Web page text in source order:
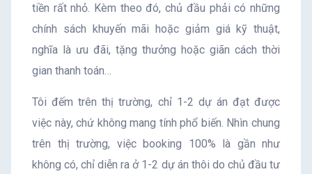
tiền rất nhỏ. Kèm theo đó, chủ đầu phải có những
chính sách khuyến mãi hoặc giảm giá kỹ thuật,
nghĩa là ưu đãi, tặng thưởng hoặc giãn cách thời
gian thanh toán…
Tôi đếm trên thị trường, chỉ 1-2 dự án đạt được
việc này, chứ không mang tính phổ biến. Nhìn chung
trên thị trường, việc booking 100% là gần như
không có, chỉ diễn ra ở 1-2 dự án thôi do chủ đầu tư